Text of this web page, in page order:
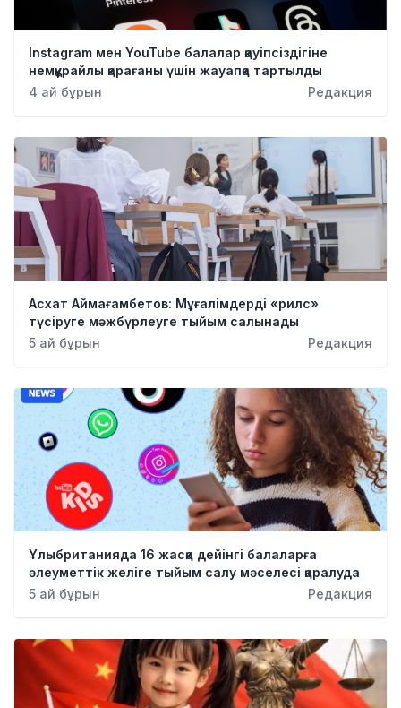
Instagram мен YouTube балалар қауіпсіздігіне
немқұрайлы қарағаны үшін жауапқа тартылды
4 ай бұрын
Редакция
Асхат Аймағамбетов: Мұғалімдерді «рилс»
түсіруге мәжбүрлеуге тыйым салынады
5 ай бұрын
Редакция
Ұлыбританияда 16 жасқа дейінгі балаларға
әлеуметтік желіге тыйым салу мәселесі қаралуда
5 ай бұрын
Редакция